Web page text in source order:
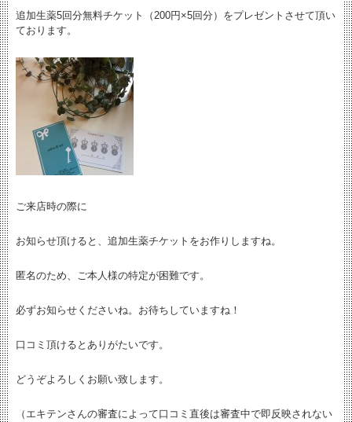
追加生薬5回分無料チケット（200円×5回分）をプレゼントさせて頂い
ております。
ご来店時の際に
お知らせ頂けると、追加生薬チケットをお作りしますね。
匿名のため、ご本人様の特定が困難です。
必ずお知らせくださいね。お待ちしていますね！
口コミ頂けるとありがたいです。
どうぞよろしくお願い致します。
（エキテンさんの審査によって口コミ直後は審査中で即反映されない